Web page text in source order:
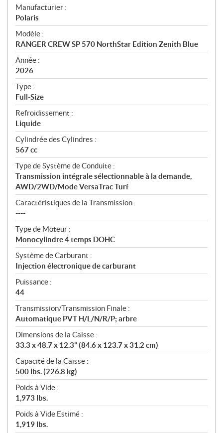
S
p
é
c
i
f
i
c
a
t
i
o
n
s
Manufacturier :
Polaris
Modèle :
RANGER CREW SP 570 NorthStar Edition Zenith Blue
Année :
2026
Type :
Full-Size
Refroidissement :
Liquide
Cylindrée des Cylindres :
567 cc
Type de Système de Conduite :
Transmission intégrale sélectionnable à la demande,
AWD/2WD/Mode VersaTrac Turf
Caractéristiques de la Transmission :
----
Type de Moteur :
Monocylindre 4 temps DOHC
Système de Carburant :
Injection électronique de carburant
Puissance :
44
Transmission/Transmission Finale :
Automatique PVT H/L/N/R/P; arbre
Dimensions de la Caisse :
33.3 x 48.7 x 12.3" (84.6 x 123.7 x 31.2 cm)
Capacité de la Caisse :
500 lbs. (226.8 kg)
Poids à Vide :
1,973 lbs.
Poids à Vide Estimé :
1,919 lbs.